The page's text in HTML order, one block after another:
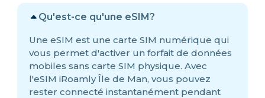
Qu'est-ce qu'une eSIM?
Une eSIM est une carte SIM numérique qui
vous permet d'activer un forfait de données
mobiles sans carte SIM physique. Avec
l'eSIM iRoamly Île de Man, vous pouvez
rester connecté instantanément pendant